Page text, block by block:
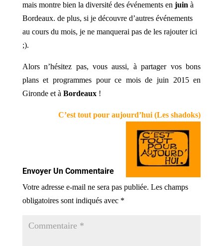
mais montre bien la diversité des événements en juin à
Bordeaux. de plus, si je découvre d’autres événements
au cours du mois, je ne manquerai pas de les rajouter ici
;).
Alors n’hésitez pas, vous aussi, à partager vos bons
plans et programmes pour ce mois de juin 2015 en
Gironde et à Bordeaux!
C’est tout pour aujourd’hui (Les shadoks)
Envoyer Un Commentaire
Votre adresse e-mail ne sera pas publiée. Les champs
obligatoires sont indiqués avec *